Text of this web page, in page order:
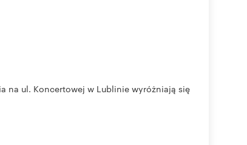
na ul. Koncertowej w Lublinie wyróżniają się